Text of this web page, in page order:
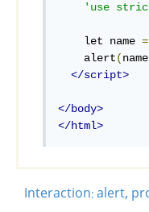
'use
    let name
=
    alert
(name
</script>
</body>
</html>
Interaction: alert,